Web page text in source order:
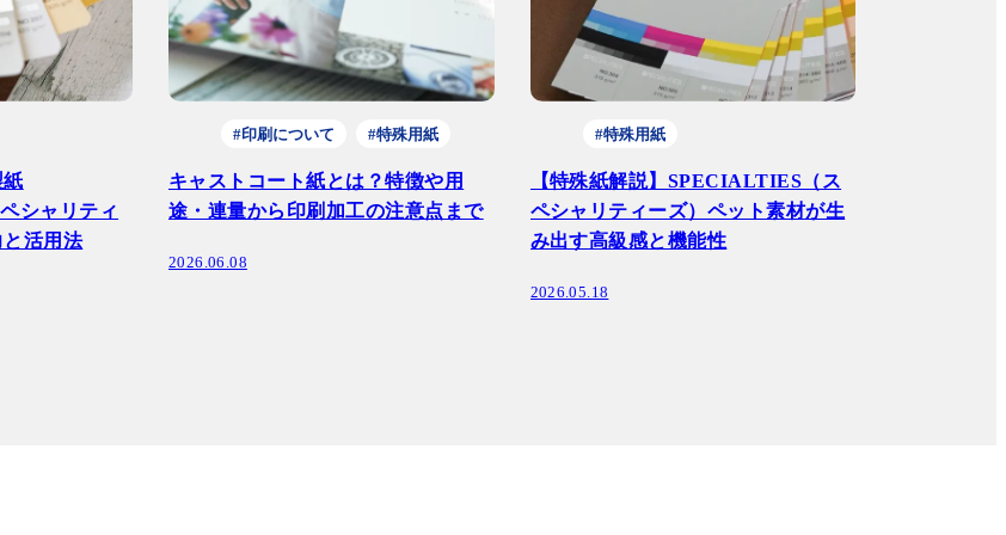
紙
シャリティ
活用法
#印刷について #特殊用紙
キャストコート紙とは？特徴や用
途・連量から印刷加工の注意点まで
2026.06.08
#特殊用紙
【特殊紙解説】SPECIALTIES（ス
ペシャリティーズ）ペット素材が生
み出す高級感と機能性
2026.05.18